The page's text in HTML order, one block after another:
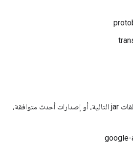
تتطلّب تطبيقات Servlet ملفات jar التالية، أو إصدارات أحدث متوافقة،
google-